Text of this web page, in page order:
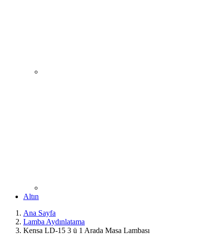
Altın
Ana Sayfa
Lamba Aydınlatama
Kensa LD-15 3 ü 1 Arada Masa Lambası